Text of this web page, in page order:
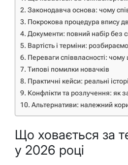
Законодавча основа: чому
Покрокова процедура впису
Документи: повний набір без
Вартість і терміни:
Переваги співвласності: чому
Типові помилки новачків
Практичні кейси: реальні
Конфлікти та розлучення: як
Альтернативи: належний
Що ховається за
у 2026 році